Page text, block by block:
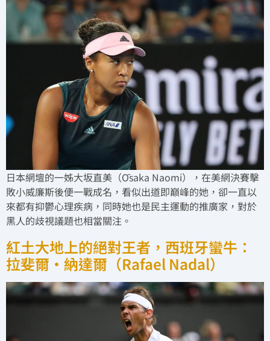
日本網壇的一姊大坂直美（Ōsaka Naomi），在美網決賽擊
敗小威廉斯後便一戰成名，看似出道即巔峰的她，卻一直以
來都有抑鬱心理疾病，同時她也是民主運動的推廣家，對於
黑人的歧視議題也相當關注。
紅土大地上的絕對王者，西班牙蠻牛：
拉斐爾·納達爾（Rafael Nadal）